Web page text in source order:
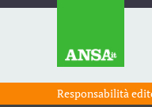
Responsabilità